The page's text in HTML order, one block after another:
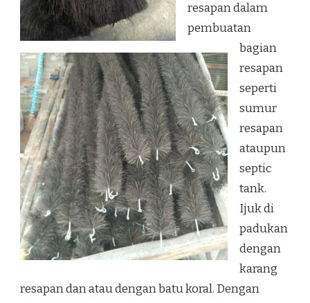
resapan dalam
pembuatan
bagian
resapan
seperti
sumur
resapan
ataupun
septic
tank.
Ijuk di
padukan
dengan
karang
resapan dan atau dengan batu koral. Dengan